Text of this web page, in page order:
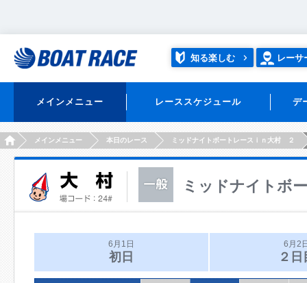
知る楽しむ レーサ
メインメニュー レーススケジュール デ
HOMEメインメニュー 本日のレース ミッドナイトボートレースｉｎ大村 ２
ミッドナイトボ
6月1日
初日
6月2
２日